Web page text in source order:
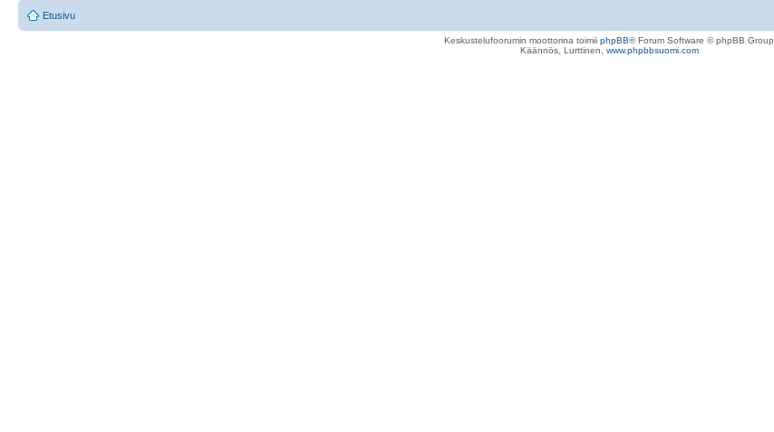
Etusivu
Keskustelufoorumin moottorina toimii phpBB® Forum Software © phpBB Group
Käännös, Lurttinen, www.phpbbsuomi.com